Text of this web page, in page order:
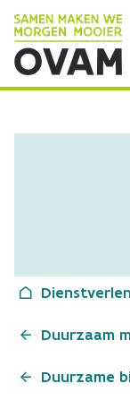
Skip to Main
Duurzaam
Duurzame